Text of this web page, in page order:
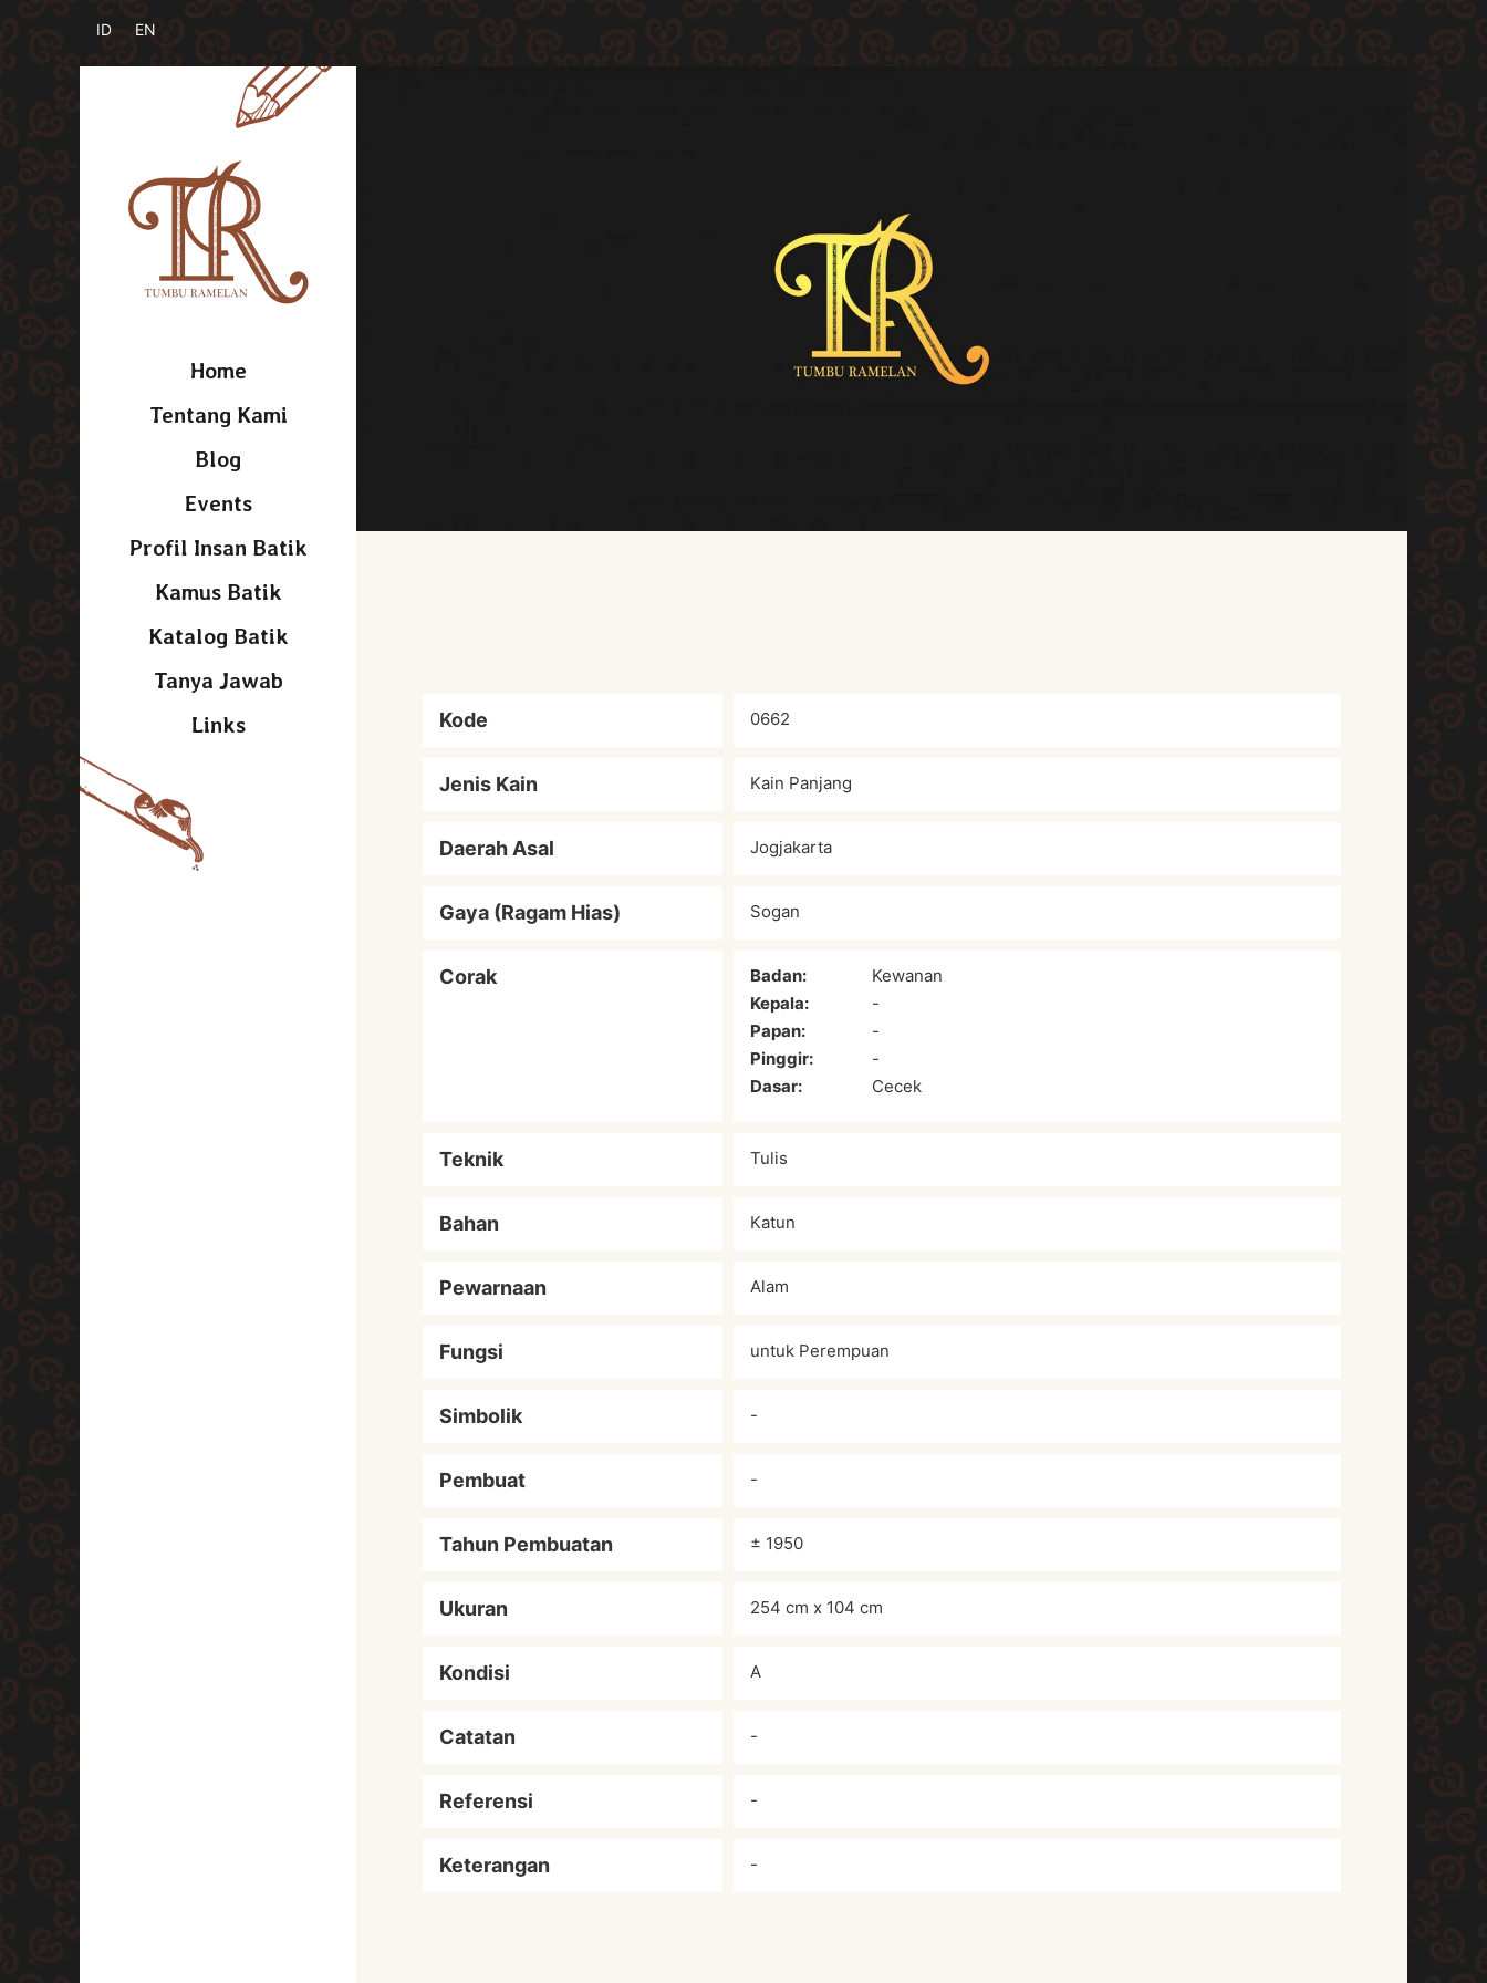
Home
Tentang Kami
Blog
Events
Profil Insan Batik
Kamus Batik
Katalog Batik
Tanya Jawab
Links
Kode 0662
Jenis Kain Kain Panjang
Daerah Asal Jogjakarta
Gaya (Ragam Hias) Sogan
Corak Badan:
Kewanan
Kepala:
-
Papan:
-
Pinggir:
-
Dasar:
Cecek
Teknik Tulis
Bahan Katun
Pewarnaan Alam
Fungsi untuk Perempuan
Simbolik -
Pembuat -
Tahun Pembuatan ± 1950
Ukuran 254 cm x 104 cm
Kondisi A
Catatan -
Referensi -
Keterangan -